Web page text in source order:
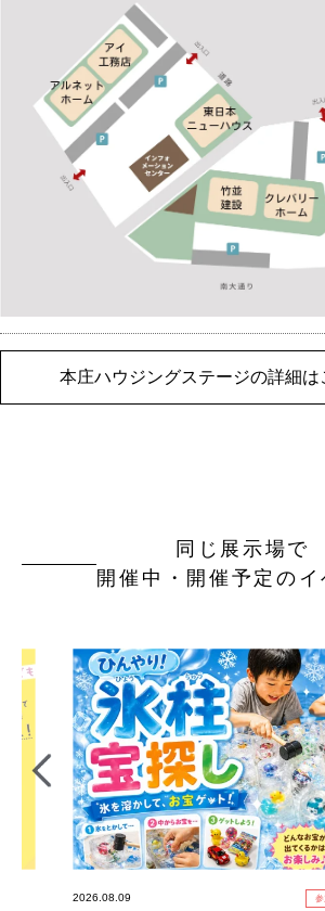
本庄ハウジングステージの詳細は
同じ展示場で
開催中・開催予定のイ
2026.08.09 参